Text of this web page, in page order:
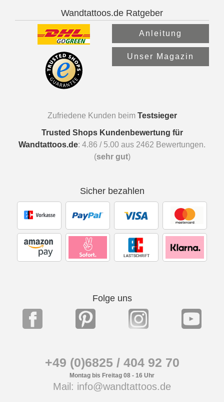
Wandtattoos.de Ratgeber
Anleitung
Unser Magazin
Zufriedene Kunden beim Testsieger
Trusted Shops Kundenbewertung für
Wandtattoos.de: 4.86 / 5.00 aus 2462 Bewertungen.
(sehr gut)
Sicher bezahlen
Folge uns
+49 (0)6825 / 404 92 70
Montag bis Freitag 08 - 16 Uhr
Mail: info@wandtattoos.de